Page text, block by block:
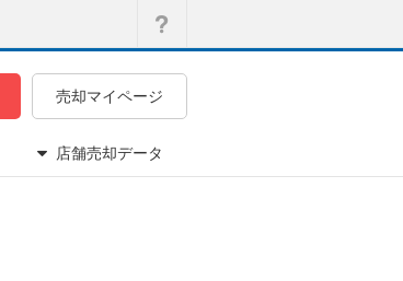
売却マイページ
店舗売却データ